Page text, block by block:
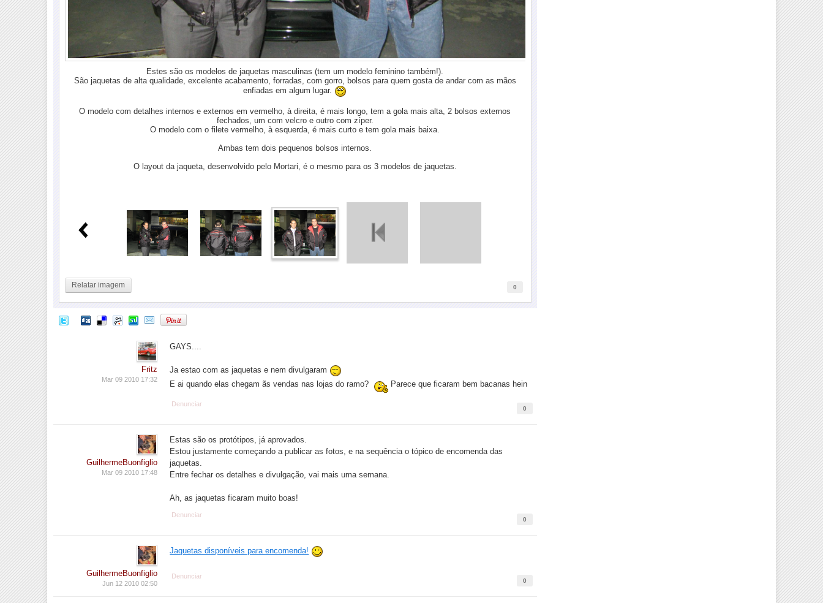
Estes são os modelos de jaquetas masculinas (tem um modelo feminino também!).
São jaquetas de alta qualidade, excelente acabamento, forradas, com gorro, bolsos para quem gosta de andar com as mãos
enfiadas em algum lugar.
O modelo com detalhes internos e externos em vermelho, à direita, é mais longo, tem a gola mais alta, 2 bolsos externos
fechados, um com velcro e outro com zíper.
O modelo com o filete vermelho, à esquerda, é mais curto e tem gola mais baixa.
Ambas tem dois pequenos bolsos internos.
O layout da jaqueta, desenvolvido pelo Mortari, é o mesmo para os 3 modelos de jaquetas.
Relatar imagem 0
Fritz
Mar 09 2010 17:32
GAYS....
Ja estao com as jaquetas e nem divulgaram
E ai quando elas chegam ãs vendas nas lojas do ramo?
Parece que ficaram bem bacanas hein
0
Denunciar
GuilhermeBuonfiglio
Mar 09 2010 17:48
Estas são os protótipos, já aprovados.
Estou justamente começando a publicar as fotos, e na sequência o tópico de encomenda das
jaquetas.
Entre fechar os detalhes e divulgação, vai mais uma semana.
Ah, as jaquetas ficaram muito boas!
0
Denunciar
GuilhermeBuonfiglio
Jun 12 2010 02:50
Jaquetas disponíveis para encomenda!
0
Denunciar